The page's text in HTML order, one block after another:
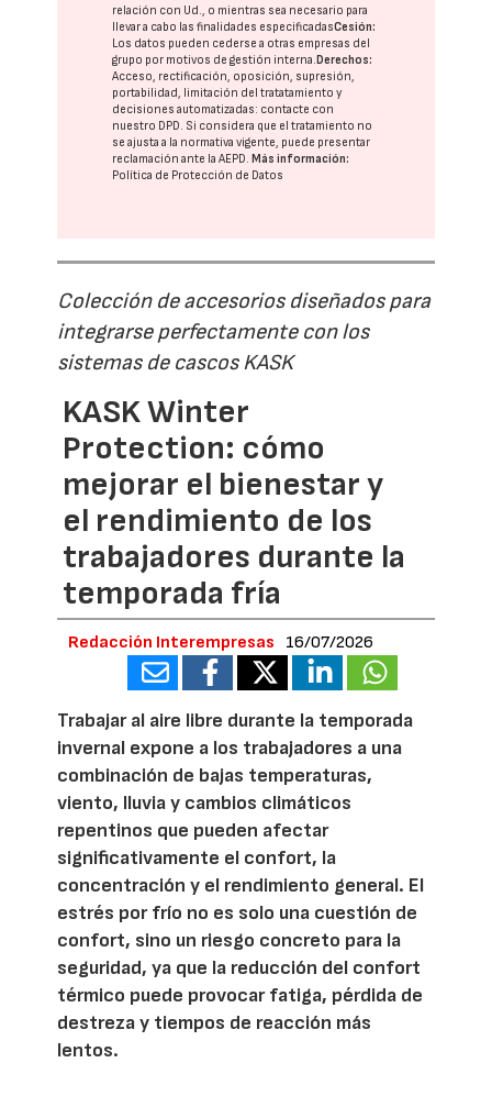
relación con Ud., o mientras sea necesario para
llevar a cabo las finalidades especificadasCesión:
Los datos pueden cederse a otras empresas del
grupo por motivos de gestión interna. Derechos:
Acceso, rectificación, oposición, supresión,
portabilidad, limitación del tratatamiento y
decisiones automatizadas: contacte con
nuestro DPD. Si considera que el tratamiento no
se ajusta a la normativa vigente, puede presentar
reclamación ante laAEPD. Más información:
Política de Protección de Datos
Colección de accesorios diseñados para
integrarse perfectamente con los
sistemas de cascos KASK
KASK Winter
Protection: cómo
mejorar el bienestar y
el rendimiento de los
trabajadores durante la
temporada fría
Redacción Interempresas 16/07/2026
Trabajar al aire libre durante la temporada
invernal expone a los trabajadores a una
combinación de bajas temperaturas,
viento, lluvia y cambios climáticos
repentinos que pueden afectar
significativamente el confort, la
concentración y el rendimiento general. El
estrés por frío no es solo una cuestión de
confort, sino un riesgo concreto para la
seguridad, ya que la reducción del confort
térmico puede provocar fatiga, pérdida de
destreza y tiempos de reacción más
lentos.